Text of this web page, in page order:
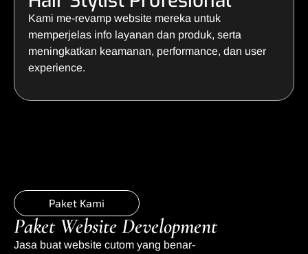
Kami me-revamp website mereka untuk
memperjelas info layanan dan produk, serta
meningkatkan keamanan, performance, dan user
experience.
Paket Kami
Paket Website Development
Jasa buat website cutom yang benar-